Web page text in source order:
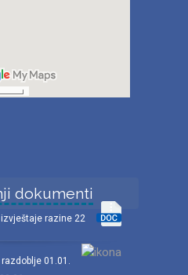
dokumenti
razine 22
01.01.